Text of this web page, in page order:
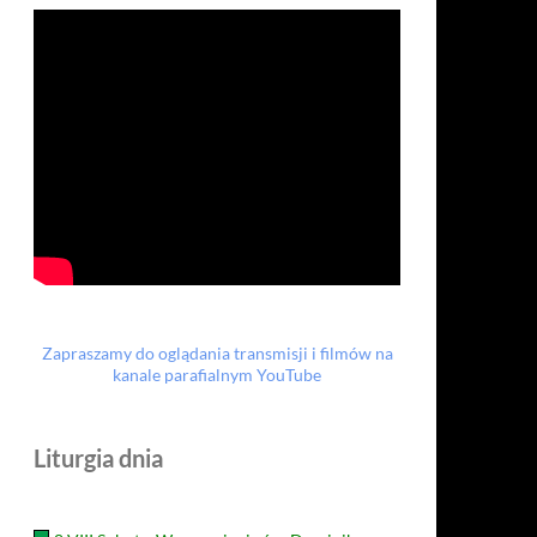
Zapraszamy do oglądania transmisji i filmów na
kanale parafialnym YouTube
Liturgia dnia